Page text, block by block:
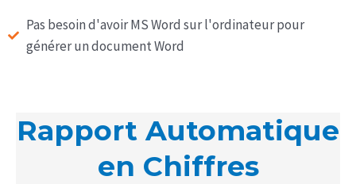
Pas besoin d'avoir MS Word sur l'ordinateur pour
générer un document Word
Rapport Automatique
en Chiffres